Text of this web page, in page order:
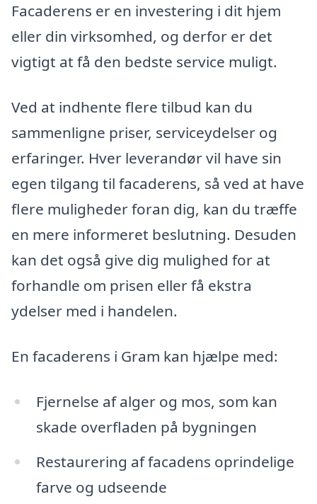
Facaderens er en investering i dit hjem
eller din virksomhed, og derfor er det
vigtigt at få den bedste service muligt.
Ved at indhente flere tilbud kan du
sammenligne priser, serviceydelser og
erfaringer. Hver leverandør vil have sin
egen tilgang til facaderens, så ved at have
flere muligheder foran dig, kan du træffe
en mere informeret beslutning. Desuden
kan det også give dig mulighed for at
forhandle om prisen eller få ekstra
ydelser med i handelen.
En facaderens i Gram kan hjælpe med:
Fjernelse af alger og mos, som kan
skade overfladen på bygningen
Restaurering af facadens oprindelige
farve og udseende